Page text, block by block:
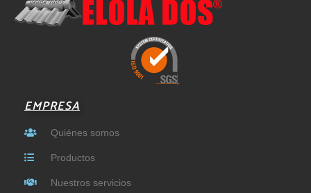
b
o
a
g
r
m
e
i
l
-
EMPRESA
Quiénes somos
Productos
Nuestros servicios